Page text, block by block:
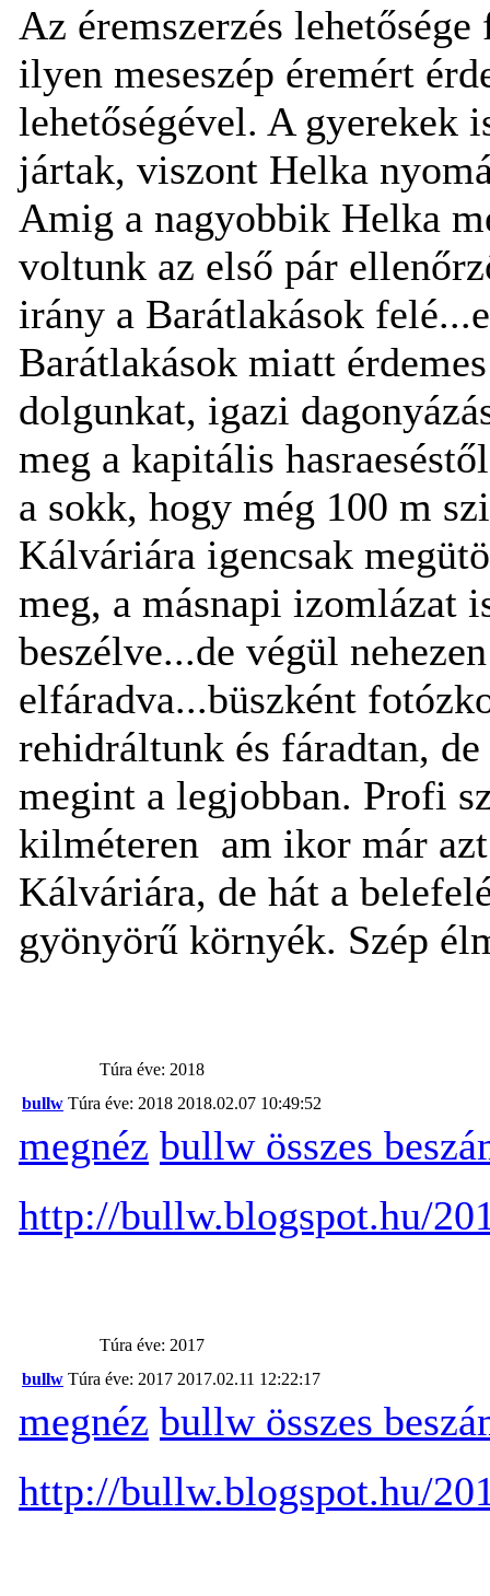
Az éremszerzés
ilyen meseszép éremért
lehetőségével. A gyerekek
jártak, viszont Helka
Amig a nagyobbik Helka
voltunk az első pár
irány a Barátlakások
Barátlakások miatt
dolgunkat, igazi
meg a kapitális
a sokk, hogy még 100 m
Kálváriára igencsak
meg, a másnapi izomlázat
beszélve...de végül
elfáradva...büszként
rehidráltunk és fáradtan,
megint a legjobban. Profi
kilméteren am ikor már
Kálváriára, de hát a
gyönyörű környék. Szép
Túra éve: 2018
bullw Túra éve: 2018 2018.02.07 10:49:52
megnéz bullw összes
http://bullw.blogspot.hu/
Túra éve: 2017
bullw Túra éve: 2017 2017.02.11 12:22:17
megnéz bullw összes
http://bullw.blogspot.hu/